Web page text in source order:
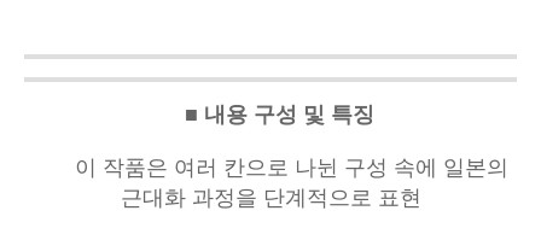
■ 내용 구성 및 특징
이 작품은 여러 칸으로 나뉜 구성 속에 일본의
근대화 과정을 단계적으로 표현